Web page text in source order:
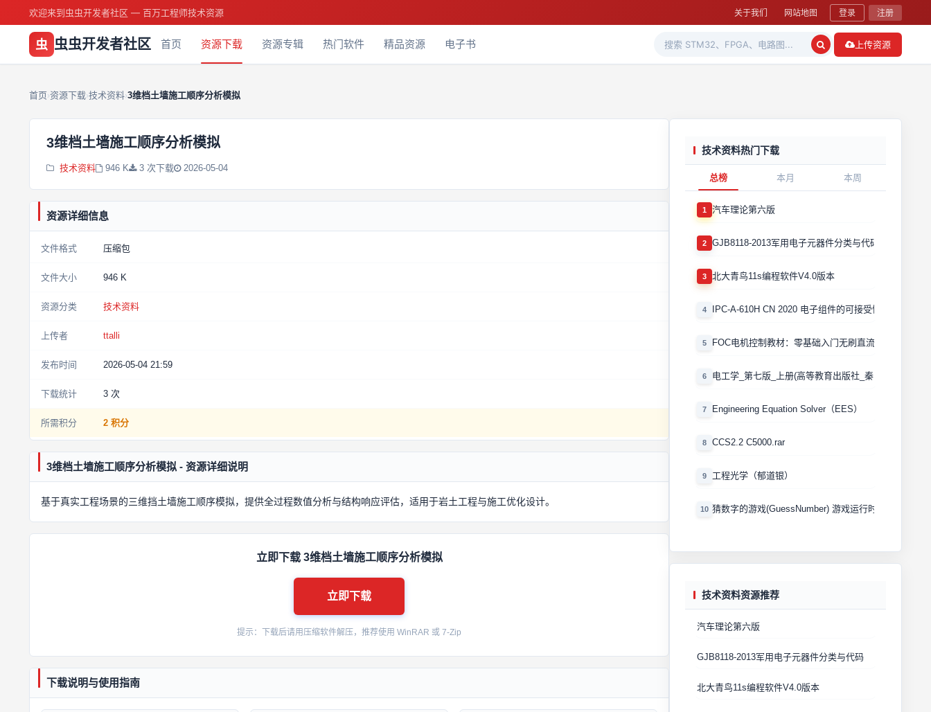
欢迎来到虫虫开发者社区 — 百万工程师技术资源 关于我们 网站地图 登录 注册
虫 虫虫开发者社区 首页 资源下载 资源专辑 热门软件 精品资源 电子书 上传资源
首页›资源下载›技术资料›3维档土墙施工顺序分析模拟
3维档土墙施工顺序分析模拟
技术资料 946 K 3 次下载 2026-05-04
资源详细信息
文件格式 压缩包
文件大小 946 K
资源分类 技术资料
上传者 ttalli
发布时间 2026-05-04 21:59
下载统计 3 次
所需积分 2 积分
3维档土墙施工顺序分析模拟 - 资源详细说明
基于真实工程场景的三维挡土墙施工顺序模拟，提供全过程数值分析与结构响应评估，适用于岩土工程与施工优化设计。
立即下载 3维档土墙施工顺序分析模拟
立即下载
提示：下载后请用压缩软件解压，推荐使用 WinRAR 或 7-Zip
下载说明与使用指南
技术资料热门下载
总榜 本月 本周
1 汽车理论第六版
2 GJB8118-2013军用电子元器件分类与代码
3 北大青鸟11s编程软件V4.0版本
4 IPC-A-610H CN 2020 电子组件的可接受性国际验收标
5 FOC电机控制教材：零基础入门无刷直流电机矢量控
6 电工学_第七版_上册(高等教育出版社_秦曾煌版)
7 Engineering Equation Solver（EES）
8 CCS2.2 C5000.rar
9 工程光学（郁道银）
10 猜数字的游戏(GuessNumber) 游戏运行时产生一个0－
技术资料资源推荐
汽车理论第六版
GJB8118-2013军用电子元器件分类与代码
北大青鸟11s编程软件V4.0版本